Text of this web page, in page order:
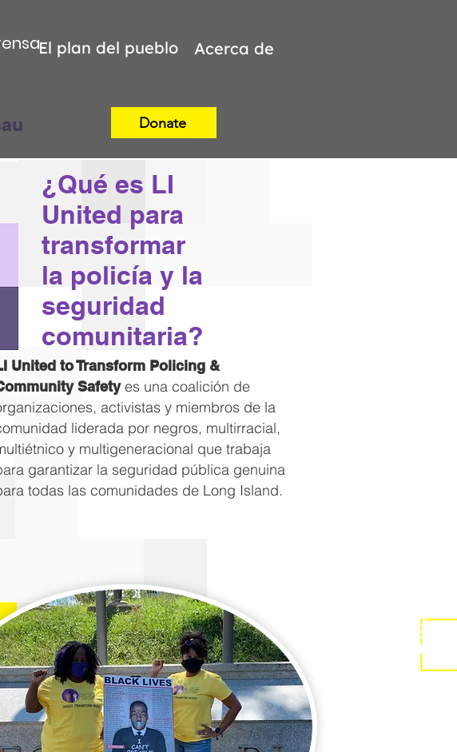
El plan del pueblo Acerca de
Donate
¿Qué es LI
United para
transformar
la policía y la
seguridad
comunitaria?
United to Transform Policing &
Safety es una coalición de
activistas y miembros de la
liderada por negros, multirracial,
y multigeneracional que trabaja
garantizar la seguridad pública genuina
todas las comunidades de Long Island.